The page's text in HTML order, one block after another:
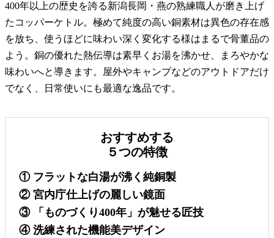
400年以上の歴史を誇る新潟長岡・燕の熟練職人が磨き上げ
たコッパーケトル。極めて純度の高い銅素材は異色の存在感
を放ち、使うほどに味わい深く変化する様はまるで骨董品の
よう。銅の優れた熱伝導は素早くお湯を沸かせ、まろやかな
味わいへと導きます。屋外やキャンプなどのアウトドアだけ
でなく、日常使いにも最適な逸品です。
おすすめする
５つの特徴
① フラットな白湯が沸く純銅製
② 宮内庁仕上げの麗しい鏡面
③ 「ものづくり400年」が魅せる匠技
④ 洗練された機能美デザイン